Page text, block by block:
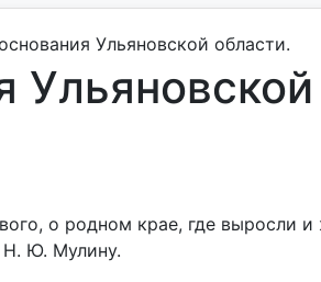
Ульяновской области.
о родном крае, где выросли
Н. Ю. Мулину.